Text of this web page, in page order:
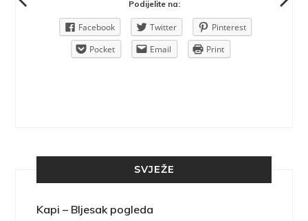
Podijelite na:
Facebook Twitter
Pinterest
Pocket
Email Print
SVJEŽE
Kapi – Bljesak pogleda